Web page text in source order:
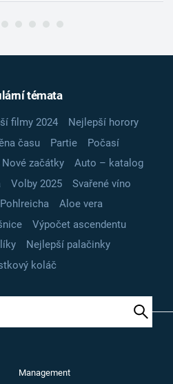
témata
filmy 2024
Nejlepší horory
času Partie
Počasí
Nové začátky
Auto – katalog
Volby 2025
Svařené víno
Aloe vera
Výpočet ascendentu
Nejlepší palačinky
koláč
Management